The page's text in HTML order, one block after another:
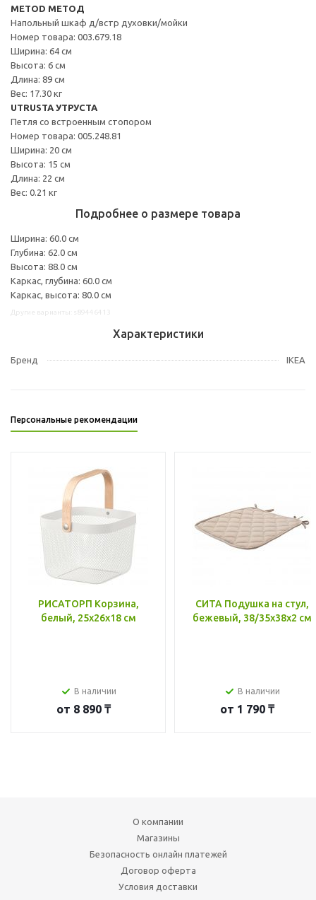
METOD МЕТОД
Напольный шкаф д/встр духовки/мойки
Номер товара: 003.679.18
Ширина: 64 см
Высота: 6 см
Длина: 89 см
Вес: 17.30 кг
UTRUSTA УТРУСТА
Петля со встроенным стопором
Номер товара: 005.248.81
Ширина: 20 см
Высота: 15 см
Длина: 22 см
Вес: 0.21 кг
Подробнее о размере товара
Ширина: 60.0 см
Глубина: 62.0 см
Высота: 88.0 см
Каркас, глубина: 60.0 см
Каркас, высота: 80.0 см
Характеристики
Бренд IKEA
Персональные рекомендации
РИСАТОРП Корзина,
белый, 25x26x18 см
В наличии
от 8 890 ₸
СИТА Подушка на стул,
бежевый, 38/35x38x2 см
В наличии
от 1 790 ₸
О компании
Магазины
Безопасность онлайн платежей
Договор оферта
Условия доставки